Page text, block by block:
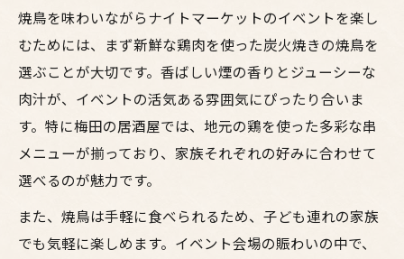
焼鳥を味わいながらナイトマーケットのイベントを楽し
むためには、まず新鮮な鶏肉を使った炭火焼きの焼鳥を
選ぶことが大切です。香ばしい煙の香りとジューシーな
肉汁が、イベントの活気ある雰囲気にぴったり合いま
す。特に梅田の居酒屋では、地元の鶏を使った多彩な串
メニューが揃っており、家族それぞれの好みに合わせて
選べるのが魅力です。
また、焼鳥は手軽に食べられるため、子ども連れの家族
でも気軽に楽しめます。イベント会場の賑わいの中で、